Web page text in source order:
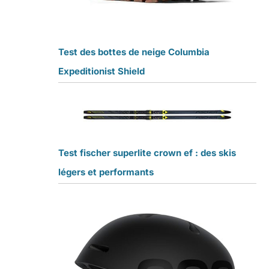
Test des bottes de neige Columbia
Expeditionist Shield
Test fischer superlite crown ef : des skis
légers et performants